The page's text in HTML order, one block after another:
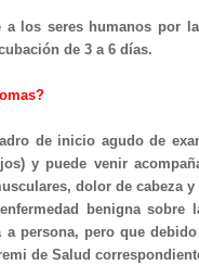
a los seres humanos por
de 3 a 6 días.
de inicio agudo de
y puede venir
dolor de cabeza
benigna
a persona, pero que
de Salud